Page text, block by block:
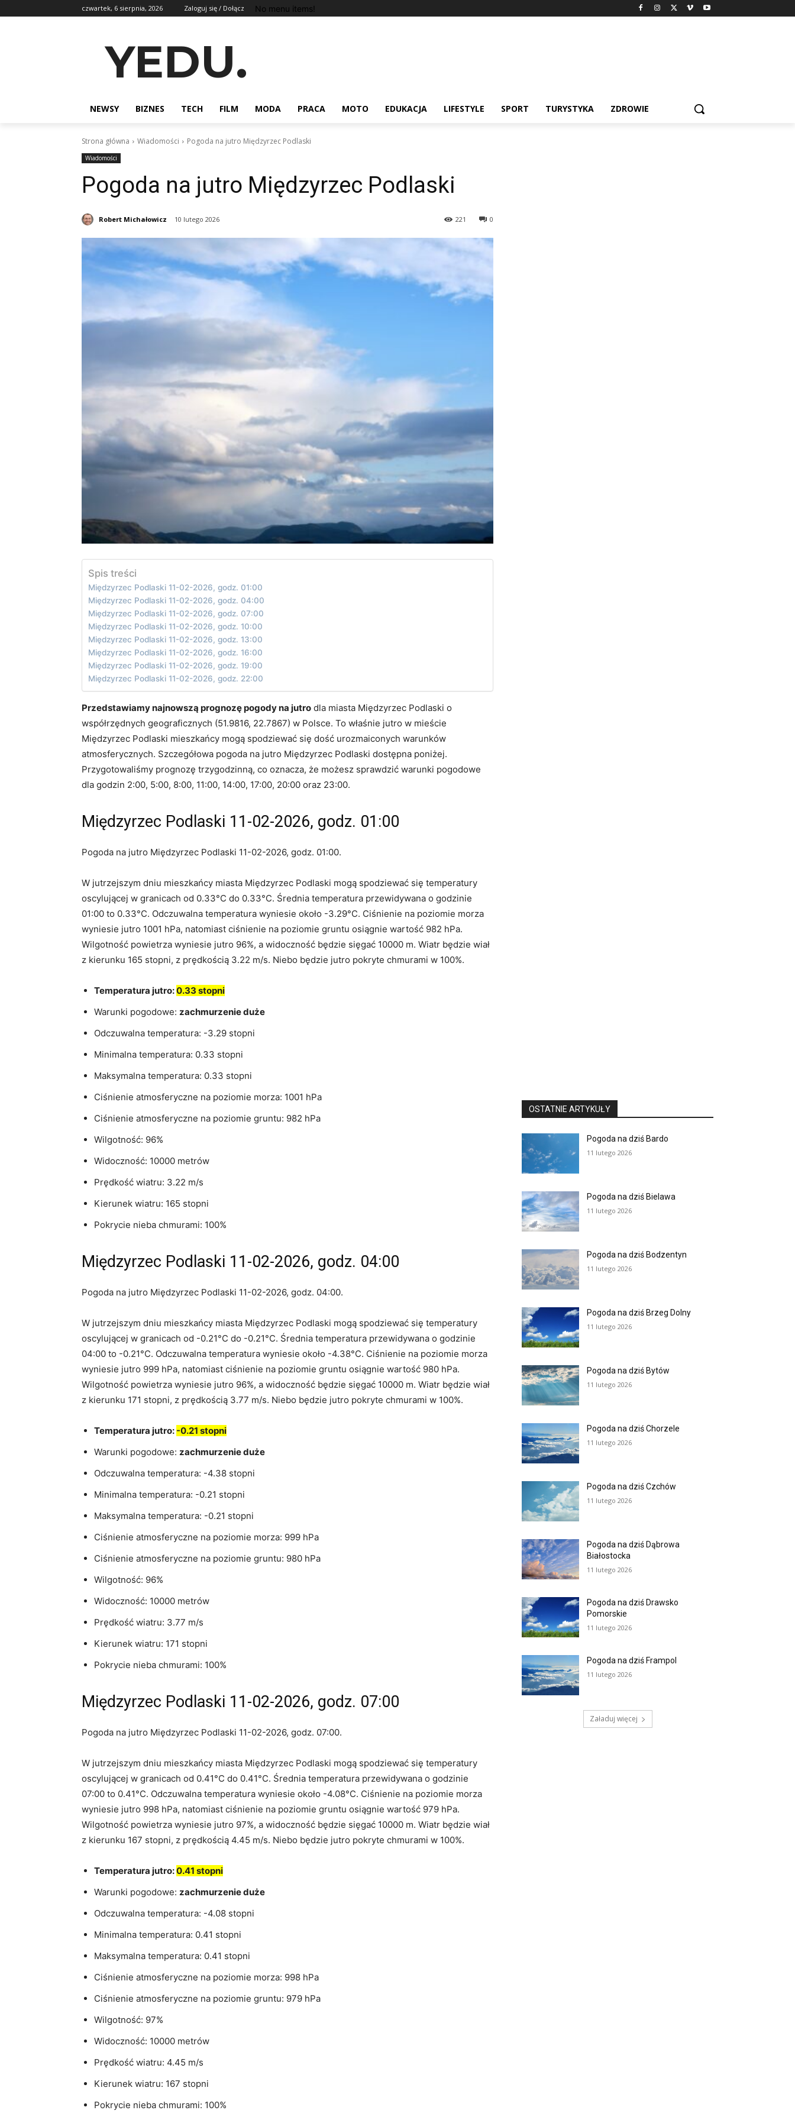
czwartek, 6 sierpnia, 2026 Zaloguj się / Dołącz No menu items!
YEDU.
NEWSY BIZNES TECH FILM MODA PRACA MOTO EDUKACJA LIFESTYLE SPORT TURYSTYKA ZDROWIE
Strona główna Wiadomości Pogoda na jutro Międzyrzec Podlaski
Wiadomości
Pogoda na jutro Międzyrzec Podlaski
Robert Michałowicz 10 lutego 2026 0
221
Spis treści
Międzyrzec Podlaski 11-02-2026, godz. 01:00
Międzyrzec Podlaski 11-02-2026, godz. 04:00
Międzyrzec Podlaski 11-02-2026, godz. 07:00
Międzyrzec Podlaski 11-02-2026, godz. 10:00
Międzyrzec Podlaski 11-02-2026, godz. 13:00
Międzyrzec Podlaski 11-02-2026, godz. 16:00
Międzyrzec Podlaski 11-02-2026, godz. 19:00
Międzyrzec Podlaski 11-02-2026, godz. 22:00
Przedstawiamy najnowszą prognozę pogody na jutro dla miasta Międzyrzec Podlaski o
współrzędnych geograficznych (51.9816, 22.7867) w Polsce. To właśnie jutro w mieście
Międzyrzec Podlaski mieszkańcy mogą spodziewać się dość urozmaiconych warunków
atmosferycznych. Szczegółowa pogoda na jutro Międzyrzec Podlaski dostępna poniżej.
Przygotowaliśmy prognozę trzygodzinną, co oznacza, że możesz sprawdzić warunki pogodowe
dla godzin 2:00, 5:00, 8:00, 11:00, 14:00, 17:00, 20:00 oraz 23:00.
Międzyrzec Podlaski 11-02-2026, godz. 01:00
Pogoda na jutro Międzyrzec Podlaski 11-02-2026, godz. 01:00.
W jutrzejszym dniu mieszkańcy miasta Międzyrzec Podlaski mogą spodziewać się temperatury
oscylującej w granicach od 0.33°C do 0.33°C. Średnia temperatura przewidywana o godzinie
01:00 to 0.33°C. Odczuwalna temperatura wyniesie około -3.29°C. Ciśnienie na poziomie morza
wyniesie jutro 1001 hPa, natomiast ciśnienie na poziomie gruntu osiągnie wartość 982 hPa.
Wilgotność powietrza wyniesie jutro 96%, a widoczność będzie sięgać 10000 m. Wiatr będzie wiał
z kierunku 165 stopni, z prędkością 3.22 m/s. Niebo będzie jutro pokryte chmurami w 100%.
Temperatura jutro:0.33 stopni
Warunki pogodowe: zachmurzenie duże
Odczuwalna temperatura: -3.29 stopni
Minimalna temperatura: 0.33 stopni
Maksymalna temperatura: 0.33 stopni
Ciśnienie atmosferyczne na poziomie morza: 1001 hPa
Ciśnienie atmosferyczne na poziomie gruntu: 982 hPa
Wilgotność: 96%
Widoczność: 10000 metrów
Prędkość wiatru: 3.22 m/s
Kierunek wiatru: 165 stopni
Pokrycie nieba chmurami: 100%
Międzyrzec Podlaski 11-02-2026, godz. 04:00
Pogoda na jutro Międzyrzec Podlaski 11-02-2026, godz. 04:00.
W jutrzejszym dniu mieszkańcy miasta Międzyrzec Podlaski mogą spodziewać się temperatury
oscylującej w granicach od -0.21°C do -0.21°C. Średnia temperatura przewidywana o godzinie
04:00 to -0.21°C. Odczuwalna temperatura wyniesie około -4.38°C. Ciśnienie na poziomie morza
wyniesie jutro 999 hPa, natomiast ciśnienie na poziomie gruntu osiągnie wartość 980 hPa.
Wilgotność powietrza wyniesie jutro 96%, a widoczność będzie sięgać 10000 m. Wiatr będzie wiał
z kierunku 171 stopni, z prędkością 3.77 m/s. Niebo będzie jutro pokryte chmurami w 100%.
Temperatura jutro: -0.21 stopni
Warunki pogodowe: zachmurzenie duże
Odczuwalna temperatura: -4.38 stopni
Minimalna temperatura: -0.21 stopni
Maksymalna temperatura: -0.21 stopni
Ciśnienie atmosferyczne na poziomie morza: 999 hPa
Ciśnienie atmosferyczne na poziomie gruntu: 980 hPa
Wilgotność: 96%
Widoczność: 10000 metrów
Prędkość wiatru: 3.77 m/s
Kierunek wiatru: 171 stopni
Pokrycie nieba chmurami: 100%
Międzyrzec Podlaski 11-02-2026, godz. 07:00
Pogoda na jutro Międzyrzec Podlaski 11-02-2026, godz. 07:00.
W jutrzejszym dniu mieszkańcy miasta Międzyrzec Podlaski mogą spodziewać się temperatury
oscylującej w granicach od 0.41°C do 0.41°C. Średnia temperatura przewidywana o godzinie
07:00 to 0.41°C. Odczuwalna temperatura wyniesie około -4.08°C. Ciśnienie na poziomie morza
wyniesie jutro 998 hPa, natomiast ciśnienie na poziomie gruntu osiągnie wartość 979 hPa.
Wilgotność powietrza wyniesie jutro 97%, a widoczność będzie sięgać 10000 m. Wiatr będzie wiał
z kierunku 167 stopni, z prędkością 4.45 m/s. Niebo będzie jutro pokryte chmurami w 100%.
Temperatura jutro:0.41 stopni
Warunki pogodowe: zachmurzenie duże
Odczuwalna temperatura: -4.08 stopni
Minimalna temperatura: 0.41 stopni
Maksymalna temperatura: 0.41 stopni
Ciśnienie atmosferyczne na poziomie morza: 998 hPa
Ciśnienie atmosferyczne na poziomie gruntu: 979 hPa
Wilgotność: 97%
Widoczność: 10000 metrów
Prędkość wiatru: 4.45 m/s
Kierunek wiatru: 167 stopni
Pokrycie nieba chmurami: 100%
OSTATNIE ARTYKUŁY
Pogoda na dziś Bardo
11 lutego 2026
Pogoda na dziś Bielawa
11 lutego 2026
Pogoda na dziś Bodzentyn
11 lutego 2026
Pogoda na dziś Brzeg Dolny
11 lutego 2026
Pogoda na dziś Bytów
11 lutego 2026
Pogoda na dziś Chorzele
11 lutego 2026
Pogoda na dziś Czchów
11 lutego 2026
Pogoda na dziś Dąbrowa
Białostocka
11 lutego 2026
Pogoda na dziś Drawsko
Pomorskie
11 lutego 2026
Pogoda na dziś Frampol
11 lutego 2026
Załaduj więcej